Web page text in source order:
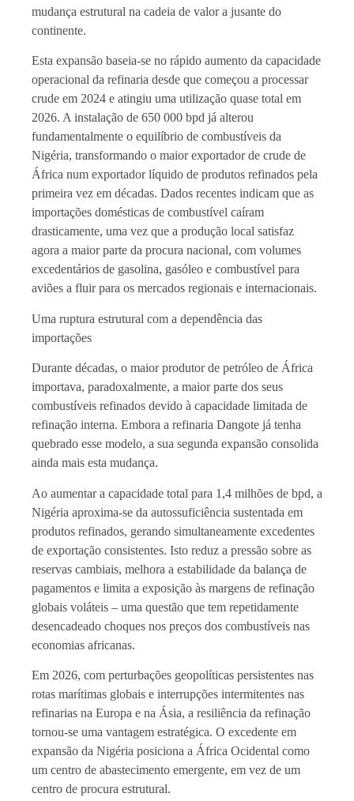
mudança estrutural na cadeia de valor a jusante do
continente.
Esta expansão baseia-se no rápido aumento da capacidade
operacional da refinaria desde que começou a processar
crude em 2024 e atingiu uma utilização quase total em
2026. A instalação de 650 000 bpd já alterou
fundamentalmente o equilíbrio de combustíveis da
Nigéria, transformando o maior exportador de crude de
África num exportador líquido de produtos refinados pela
primeira vez em décadas. Dados recentes indicam que as
importações domésticas de combustível caíram
drasticamente, uma vez que a produção local satisfaz
agora a maior parte da procura nacional, com volumes
excedentários de gasolina, gasóleo e combustível para
aviões a fluir para os mercados regionais e internacionais.
Uma ruptura estrutural com a dependência das
importações
Durante décadas, o maior produtor de petróleo de África
importava, paradoxalmente, a maior parte dos seus
combustíveis refinados devido à capacidade limitada de
refinação interna. Embora a refinaria Dangote já tenha
quebrado esse modelo, a sua segunda expansão consolida
ainda mais esta mudança.
Ao aumentar a capacidade total para 1,4 milhões de bpd, a
Nigéria aproxima-se da autossuficiência sustentada em
produtos refinados, gerando simultaneamente excedentes
de exportação consistentes. Isto reduz a pressão sobre as
reservas cambiais, melhora a estabilidade da balança de
pagamentos e limita a exposição às margens de refinação
globais voláteis – uma questão que tem repetidamente
desencadeado choques nos preços dos combustíveis nas
economias africanas.
Em 2026, com perturbações geopolíticas persistentes nas
rotas marítimas globais e interrupções intermitentes nas
refinarias na Europa e na Ásia, a resiliência da refinação
tornou-se uma vantagem estratégica. O excedente em
expansão da Nigéria posiciona a África Ocidental como
um centro de abastecimento emergente, em vez de um
centro de procura estrutural.